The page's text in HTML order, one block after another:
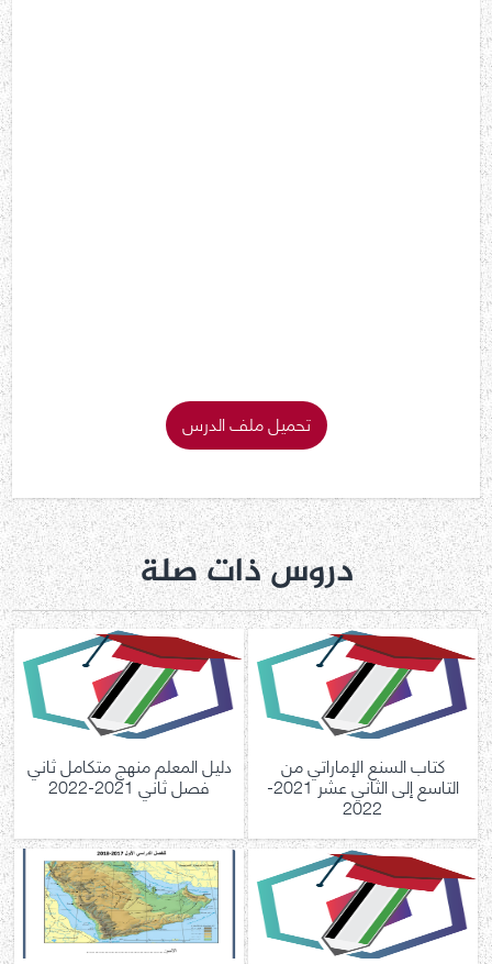
تحميل ملف الدرس
دروس ذات صلة
كتاب السنع الإماراتي من
التاسع إلى الثاني عشر 2021-
2022
دليل المعلم منهج متكامل ثاني
فصل ثاني 2021-2022